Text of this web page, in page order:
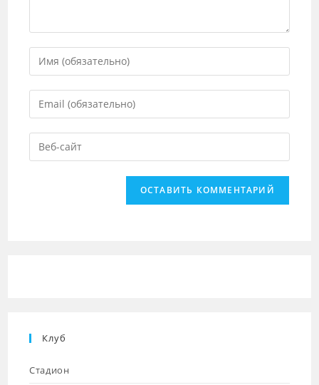
Введите
свое
имя
или
пользователя,
чтобы
прокомментировать
Введите
свой
email-
адрес,
Введите
URL
Клуб
Стадион